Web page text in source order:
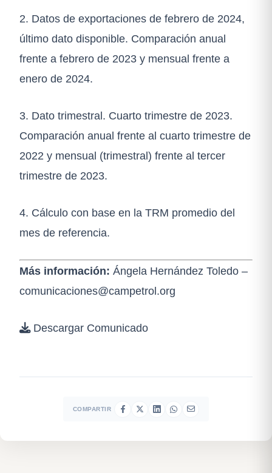
2. Datos de exportaciones de febrero de 2024,
último dato disponible. Comparación anual
frente a febrero de 2023 y mensual frente a
enero de 2024.
3. Dato trimestral. Cuarto trimestre de 2023.
Comparación anual frente al cuarto trimestre de
2022 y mensual (trimestral) frente al tercer
trimestre de 2023.
4. Cálculo con base en la TRM promedio del
mes de referencia.
Más información: Ángela Hernández Toledo –
comunicaciones@campetrol.org
Descargar Comunicado
COMPARTIR